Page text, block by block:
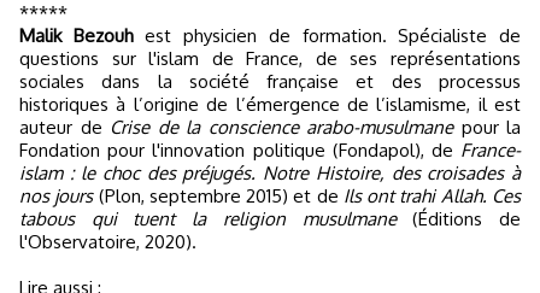
*****
Malik Bezouhest physicien de formation. Spécialiste de
questions sur l'islam de France, de ses représentations
sociales dans la société française et des processus
historiques à l’origine de l’émergence de l’islamisme, il est
auteur de Crise de la conscience arabo-musulmanepour la
Fondation pour l'innovation politique (Fondapol), de France-
islam : le choc des préjugés. Notre Histoire, des croisades à
nos jours(Plon, septembre 2015) et de Ils ont trahi Allah. Ces
tabous qui tuent la religion musulmane(Éditions de
l'Observatoire, 2020).
Lire aussi :